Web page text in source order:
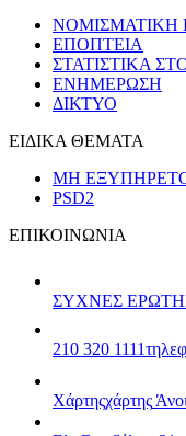
ΝΟΜΙΣΜΑΤΙΚΗ
ΕΠΟΠΤΕΙΑ
ΣΤΑΤΙΣΤΙΚΑ
ΕΝΗΜΕΡΩΣΗ
ΔΙΚΤΥΟ
ΕΙΔΙΚΑ ΘΕΜΑΤΑ
ΜΗ
PSD2
ΕΠΙΚΟΙΝΩΝΙΑ
ΣΥΧΝΕΣ
210 320 1111
Χάρτηςχάρτης